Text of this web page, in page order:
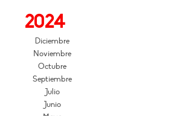
2024
Diciembre
Noviembre
Octubre
Septiembre
Julio
Junio